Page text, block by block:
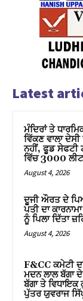
Latest
ਮੰਦਿਰਾਂ ਤੇ
ਵਿੱਕਣ ਵਾਲਾ
ਨਹੀਂ, ਫੂਡ ਸੇਫਟੀ
ਵਿੱਚ 3000
August 4, 2026
ਦੂਜੀ ਔਰਤ ਦੇ
ਪਤੀ ਦਾ
ਨੂੰ ਪਿਲਾ ਦਿੱਤਾ
August 4, 2026
F&CC ਕਮੇਟੀ
ਮਦਨ ਲਾਲ ਬੱਗਾ
ਬੱਗਾ ਤੇ
ਪੁੱਤਰ ਯੁਵਰਾਜ